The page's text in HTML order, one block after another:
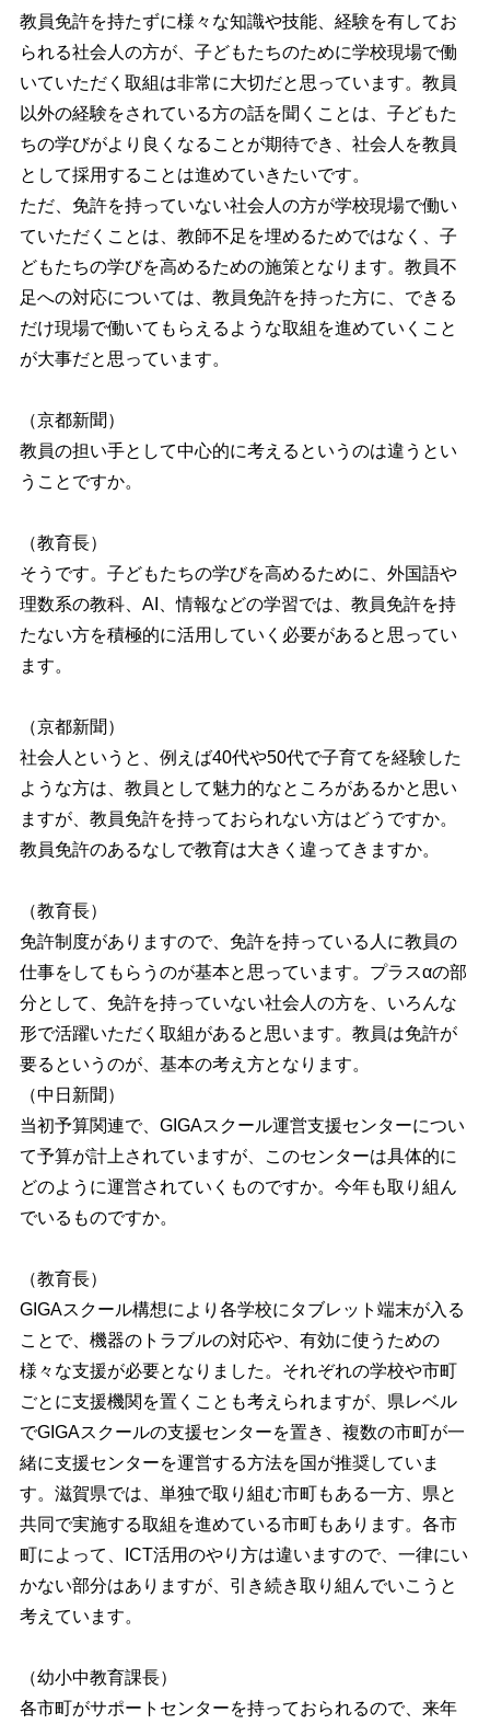
教員免許を持たずに様々な知識や技能、経験を有してお
られる社会人の方が、子どもたちのために学校現場で働
いていただく取組は非常に大切だと思っています。教員
以外の経験をされている方の話を聞くことは、子どもた
ちの学びがより良くなることが期待でき、社会人を教員
として採用することは進めていきたいです。
ただ、免許を持っていない社会人の方が学校現場で働い
ていただくことは、教師不足を埋めるためではなく、子
どもたちの学びを高めるための施策となります。教員不
足への対応については、教員免許を持った方に、できる
だけ現場で働いてもらえるような取組を進めていくこと
が大事だと思っています。
（京都新聞）
教員の担い手として中心的に考えるというのは違うとい
うことですか。
（教育長）
そうです。子どもたちの学びを高めるために、外国語や
理数系の教科、AI、情報などの学習では、教員免許を持
たない方を積極的に活用していく必要があると思ってい
ます。
（京都新聞）
社会人というと、例えば40代や50代で子育てを経験した
ような方は、教員として魅力的なところがあるかと思い
ますが、教員免許を持っておられない方はどうですか。
教員免許のあるなしで教育は大きく違ってきますか。
（教育長）
免許制度がありますので、免許を持っている人に教員の
仕事をしてもらうのが基本と思っています。プラスαの部
分として、免許を持っていない社会人の方を、いろんな
形で活躍いただく取組があると思います。教員は免許が
要るというのが、基本の考え方となります。
（中日新聞）
当初予算関連で、GIGAスクール運営支援センターについ
て予算が計上されていますが、このセンターは具体的に
どのように運営されていくものですか。今年も取り組ん
でいるものですか。
（教育長）
GIGAスクール構想により各学校にタブレット端末が入る
ことで、機器のトラブルの対応や、有効に使うための
様々な支援が必要となりました。それぞれの学校や市町
ごとに支援機関を置くことも考えられますが、県レベル
でGIGAスクールの支援センターを置き、複数の市町が一
緒に支援センターを運営する方法を国が推奨していま
す。滋賀県では、単独で取り組む市町もある一方、県と
共同で実施する取組を進めている市町もあります。各市
町によって、ICT活用のやり方は違いますので、一律にい
かない部分はありますが、引き続き取り組んでいこうと
考えています。
（幼小中教育課長）
各市町がサポートセンターを持っておられるので、来年